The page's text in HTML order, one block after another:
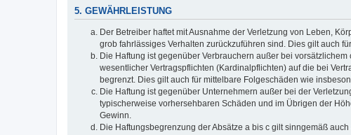
5. GEWÄHRLEISTUNG
Der Betreiber haftet mit Ausnahme der Verletzung von Leben,
grob fahrlässiges Verhalten zurückzuführen sind. Dies gilt auch
Die Haftung ist gegenüber Verbrauchern außer bei
wesentlicher Vertragspflichten (Kardinalpflichten) auf die bei
begrenzt. Dies gilt auch für mittelbare Folgeschäden wie
Die Haftung ist gegenüber Unternehmern außer bei der
typischerweise vorhersehbaren Schäden und im Übrigen der
Gewinn.
Die Haftungsbegrenzung der Absätze a bis c gilt sinngemäß